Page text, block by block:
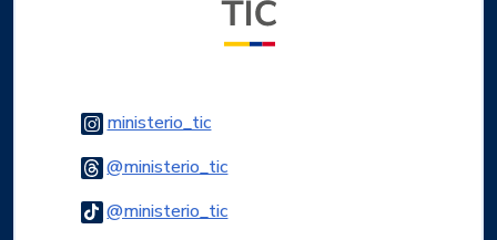
ministerio_ticLogo Instagram
@ministerio_ticLogo Threads
@ministerio_ticLogo Tiktok